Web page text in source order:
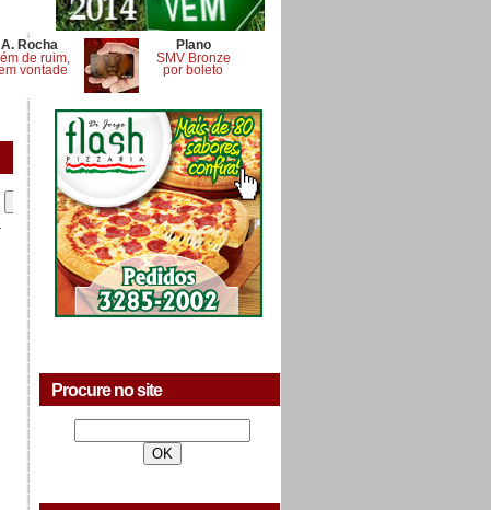
A. Rocha
de ruim,
vontade
Plano
SMV Bronze
por boleto
Procure no site